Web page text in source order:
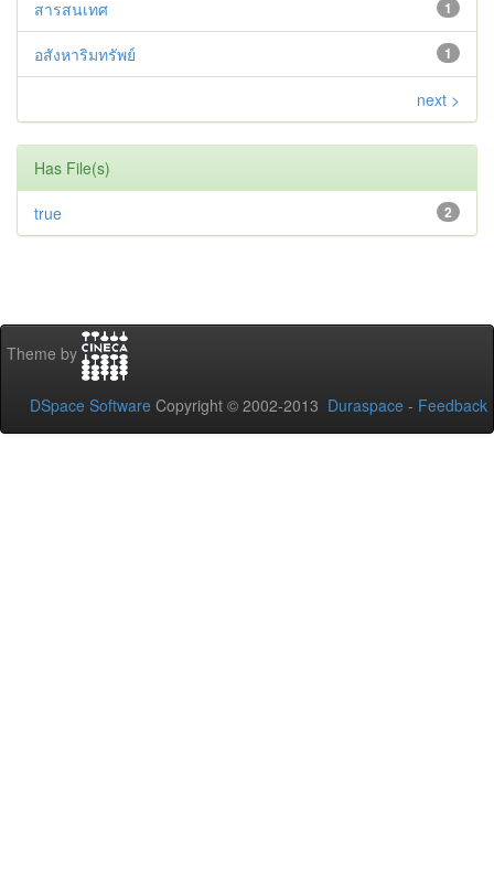
1
สารสนเทศ
1
อสังหาริมทรัพย์
next >
Has File(s)
2
true
Theme by
DSpace Software Copyright © 2002-2013 Duraspace - Feedback